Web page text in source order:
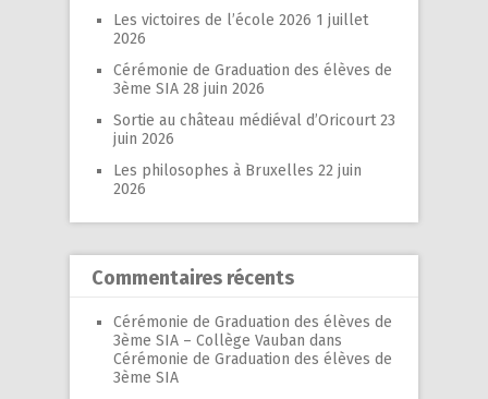
Les victoires de l’école 2026 1 juillet
2026
Cérémonie de Graduation des élèves de
3ème SIA 28 juin 2026
Sortie au château médiéval d’Oricourt 23
juin 2026
Les philosophes à Bruxelles 22 juin
2026
Commentaires récents
Cérémonie de Graduation des élèves de
3ème SIA – Collège Vauban dans
Cérémonie de Graduation des élèves de
3ème SIA